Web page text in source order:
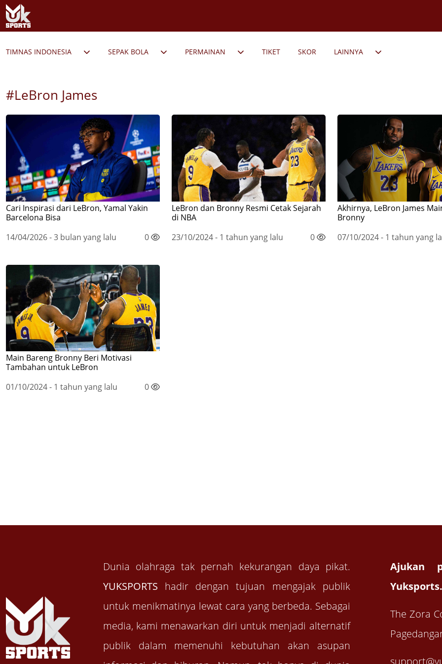
TIMNAS INDONESIA SEPAK BOLA PERMAINAN TIKET SKOR LAINNYA
#LeBron James
Cari Inspirasi dari LeBron, Yamal Yakin
Barcelona Bisa
14/04/2026 - 3 bulan yang lalu
0
LeBron dan Bronny Resmi Cetak Sejarah
di NBA
23/10/2024 - 1 tahun yang lalu
0
Akhirnya, LeBron James
Bronny
07/10/2024 - 1 tahun yang
Main Bareng Bronny Beri Motivasi
Tambahan untuk LeBron
01/10/2024 - 1 tahun yang lalu
0
Dunia olahraga tak pernah kekurangan daya pikat.
YUKSPORTS hadir dengan tujuan mengajak publik
untuk menikmatinya lewat cara yang berbeda. Sebagai
media, kami menawarkan diri untuk menjadi alternatif
publik dalam memenuhi kebutuhan akan asupan
Ajukan
The Zora